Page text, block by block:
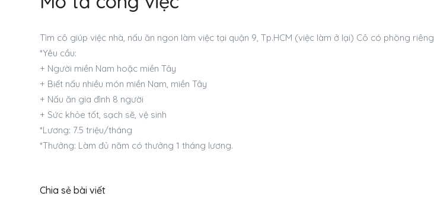
Tìm cô giúp việc nhà, nấu ăn ngon làm việc tại quận 9, Tp.HCM (việc làm ở lại) Cô có phòng riêng
*Yêu cầu:
+ Người miền Nam hoặc miền Tây
+ Biết nấu nhiều món miền Nam, miền Tây
+ Nấu ăn gia đình 8 người
+ Sức khỏe tốt, sạch sẽ, vệ sinh
*Lương: 7.5 triệu/tháng
*Thưởng: Làm đủ năm có thưởng 1 tháng lương.
Chia sẻ bài viết